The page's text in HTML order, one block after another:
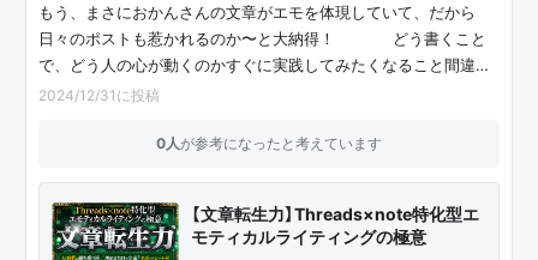
もう、まさにおかんさんの文章がエモを体現していて、だから
日々のポストも惹かれるのか〜と大納得！😳✨✨どう書くこと
で、どう人の心が動くのかすぐに実践してみたくなること間違…
2024/12/31に投稿
0人が参考になったと考えています
【文章転生力】Threads×note特化型エ
モティカルライティングの極意